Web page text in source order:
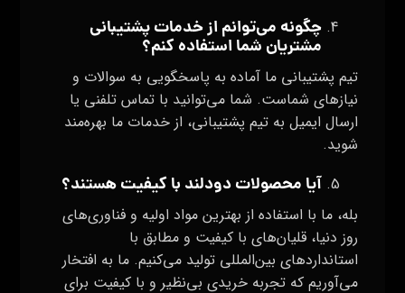
چگونه می‌توانم از خدمات پشتیبانی
مشتریان شما استفاده کنم؟
تیم پشتیبانی ما آماده به پاسخگویی به سوالات و
نیازهای شماست. شما می‌توانید با تماس تلفنی یا
ارسال ایمیل به تیم پشتیبانی، از خدمات ما بهره‌مند
شوید.
آیا محصولات دودلند با کیفیت هستند؟
بله، ما با استفاده از بهترین مواد اولیه و فناوری‌های
روز دنیا، قلیان‌های با کیفیت و مطابق با
استانداردهای بین‌المللی تولید می‌کنیم. ما به افتخار
می‌آوریم که تجربه خریدی بی‌نظیر و با کیفیت برای